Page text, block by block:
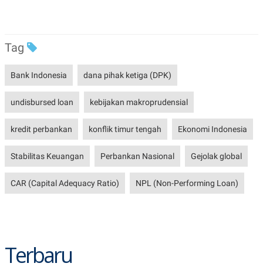
PEMBERITAAN
SIBER
PRIVACY
POLICY
Tag
Bank Indonesia dana pihak ketiga (DPK)
undisbursed loan kebijakan makroprudensial
kredit perbankan konflik timur tengah Ekonomi Indonesia
Stabilitas Keuangan Perbankan Nasional Gejolak global
CAR (Capital Adequacy Ratio) NPL (Non-Performing Loan)
Terbaru